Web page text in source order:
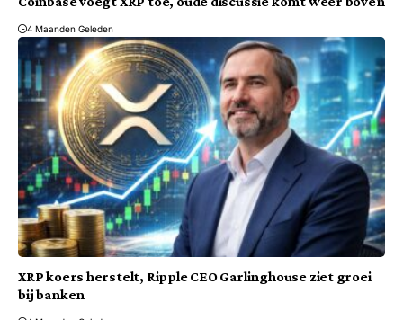
4 Maanden Geleden
XRP koers herstelt, Ripple CEO Garlinghouse ziet groei
bij banken